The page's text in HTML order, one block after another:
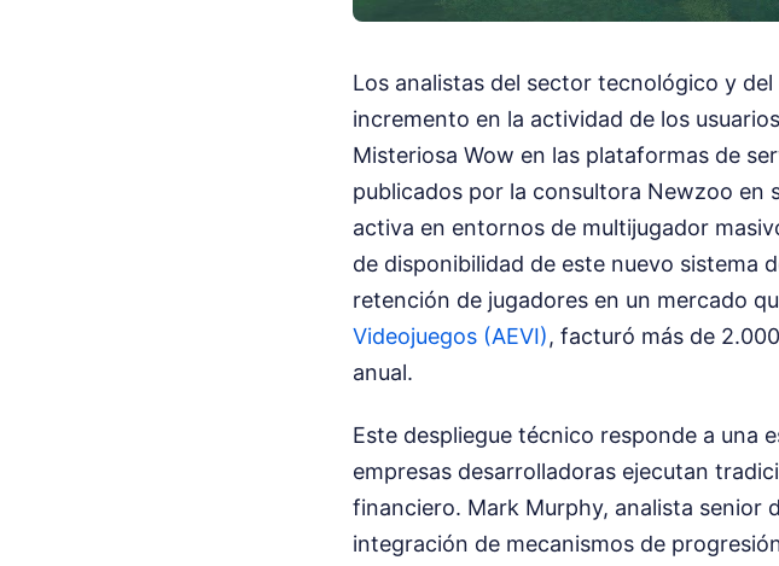
Los analistas del sector tecnológico y
incremento en la actividad de los
Misteriosa Wow en las plataformas de
publicados por la consultora Newzoo
activa en entornos de multijugador
de disponibilidad de este nuevo sistema
retención de jugadores en un mercado
Videojuegos (AEVI), facturó más de
anual.
Este despliegue técnico responde a una
empresas desarrolladoras ejecutan
financiero. Mark Murphy, analista senior
integración de mecanismos de